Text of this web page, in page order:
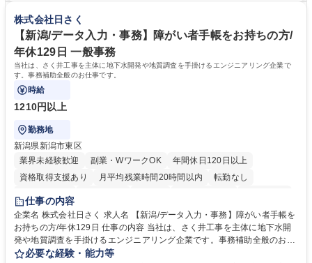
るやりがいがあります。依頼人の反応が直に伝わるため感謝が目に見える
のも魅力です！ 募集職種 【静岡/地質調査】★働き方重視のあなたへ！★
[年休129日＆転勤無]
かからないよう人員の増加を行っております。現場出身の社長だからこ
そ、働き方には特に注力しております。 ■時代のニーズに対応し実績とノ
ウハウを築きました。海外インフラ整備や災害対策など、現在は積極的に
海外人材の育成も行っております。 学歴・資格 学歴：大学院 大学 高専 短
大 専修学校 高校 語学力： 資格：
株式会社日さく
【新潟/データ入力・事務】障がい者手帳をお持ちの方/
年休129日 一般事務
当社は、さく井工事を主体に地下水開発や地質調査を手掛けるエンジニアリング企業で
す。事務補助全般のお仕事です。
時給
1210円以上
勤務地
新潟県新潟市東区
業界未経験歓迎
副業・WワークOK
年間休日120日以上
資格取得支援あり
月平均残業時間20時間以内
転勤なし
時短勤務あり
仕事の内容
企業名 株式会社日さく 求人名 【新潟/データ入力・事務】障がい者手帳を
お持ちの方/年休129日 仕事の内容 当社は、さく井工事を主体に地下水開
発や地質調査を手掛けるエンジニアリング企業です。事務補助全般のお仕
事です。 【具体的には】 ・紙になっている資料をスキャンし、ＰＤＦデ
必要な経験・能力等